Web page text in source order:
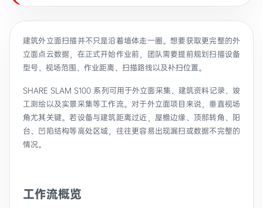
建筑外立面扫描并不只是沿着墙体走一圈。想要获取更完整的外
立面点云数据，在正式开始作业前，团队需要提前规划扫描设备
型号、视场范围、作业距离、扫描路线以及补扫位置。
SHARE SLAM S100 系列可用于外立面采集、建筑资料记录、竣
工测绘以及实景采集等工作流。对于外立面项目来说，垂直视场
角尤其关键。若设备与建筑距离过近，屋檐边缘、顶部转角、阳
台、凹陷结构等高处区域，往往更容易出现漏扫或数据不完整的
情况。
工作流概览